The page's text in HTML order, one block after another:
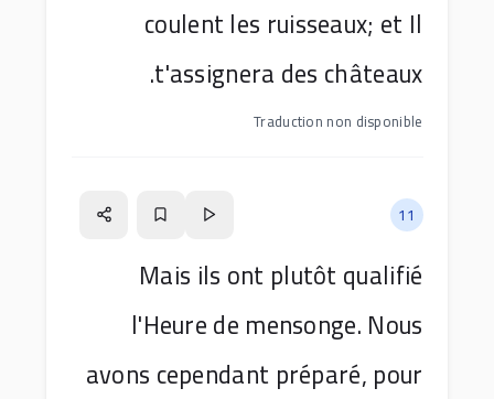
coulent les ruisseaux; et Il
t'assignera des châteaux.
Traduction non disponible
11
Mais ils ont plutôt qualifié
l'Heure de mensonge. Nous
avons cependant préparé, pour